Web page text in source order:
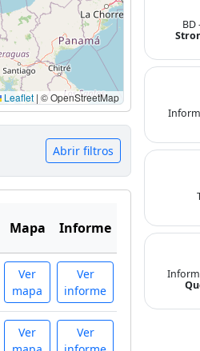
Leaflet | © OpenStreetMap
Abrir filtros
Mapa Informe
Ver
mapa
Ver
informe
Ver
Ver
BD